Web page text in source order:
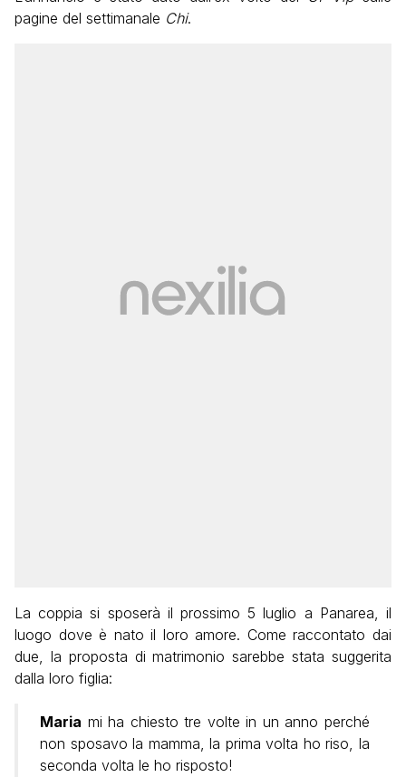
pagine del settimanale Chi.
La coppia si sposerà il prossimo 5 luglio a Panarea, il
luogo dove è nato il loro amore. Come raccontato dai
due, la proposta di matrimonio sarebbe stata suggerita
dalla loro figlia:
Maria mi ha chiesto tre volte in un anno perché
non sposavo la mamma, la prima volta ho riso, la
seconda volta le ho risposto!